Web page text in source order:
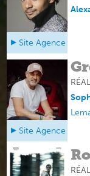
Site Agence
Site Agence